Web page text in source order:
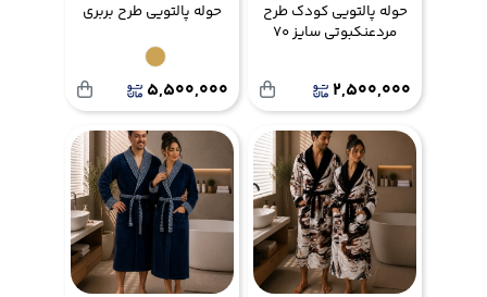
حوله پالتویی کودک طرح
مردعنکبوتی سایز 70
2,500,000
حوله پالتویی طرح بربری
5,500,000